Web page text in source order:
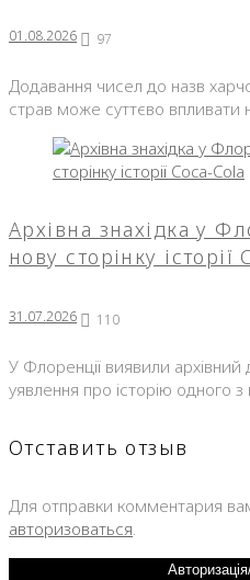
01.08.2026 97
Додавання чисел до назв
страв може суттєво впливати
Архівна знахідка у
нову сторінку історії
31.07.2026 110
У Флоренції виявили
уявлення про історію одного з
Отставить отзыв
Для отправки комментария
авторизоваться.